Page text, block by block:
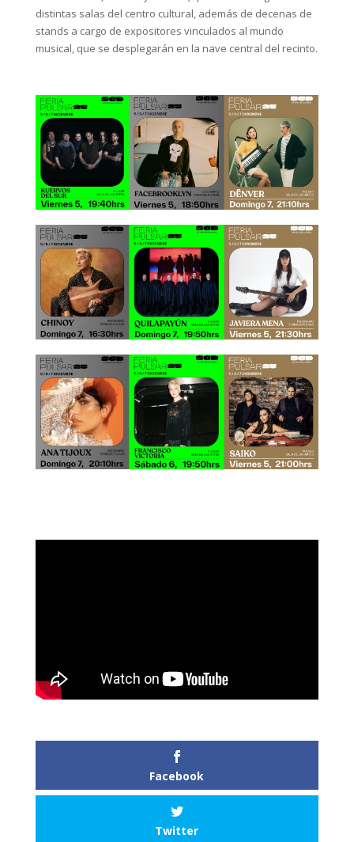
distintas salas del centro cultural, además de decenas de
stands a cargo de expositores vinculados al mundo
musical, que se desplegarán en la nave central del recinto.
Facebook
Twitter